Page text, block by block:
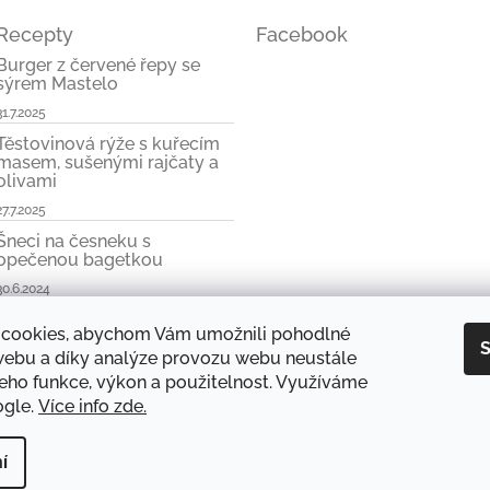
abychom Vám umožnili pohodlné
a díky analýze provozu webu neustále
funkce, výkon a použitelnost. Využíváme
Více info zde.
z červené řepy se
Mastelo
rýže s kuřecím
sušenými rajčaty a
na česneku s
bagetkou
Facebook
obchodu Produkty a značky Doprava zboží